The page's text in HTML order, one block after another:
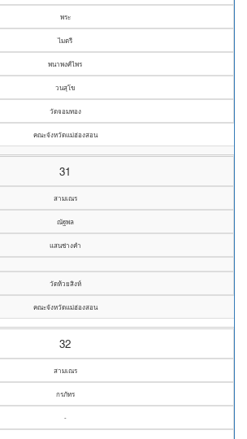
พระ
ไมตรี
พนาพงศ์ไพร
วนสุโข
วัดจอมทอง
คณะจังหวัดแม่ฮ่องสอน
31
สามเณร
ณัฐพล
แสนช่างคำ
วัดห้วยสิงห์
คณะจังหวัดแม่ฮ่องสอน
32
สามเณร
กรภัทร
-